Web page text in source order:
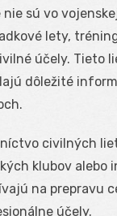
nie sú vo
lety,
účely. Tieto
dôležité
civilných
klubov alebo
na prepravu
účely.